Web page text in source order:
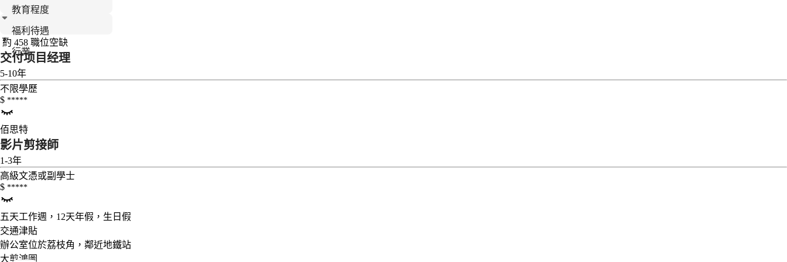
教育程度
福利待遇
行業
約 458 職位空缺
交付项目经理
5-10年
不限學歷
$ *****
佰思特
影片剪接師
1-3年
高級文憑或副學士
$ *****
五天工作週，12天年假，生日假
交通津貼
辦公室位於荔枝角，鄰近地鐵站
大剪鴻圖